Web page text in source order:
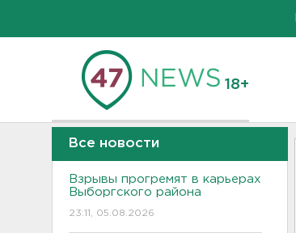
18+
Все новости
Взрывы прогремят в карьерах
Выборгского района
23:11, 05.08.2026